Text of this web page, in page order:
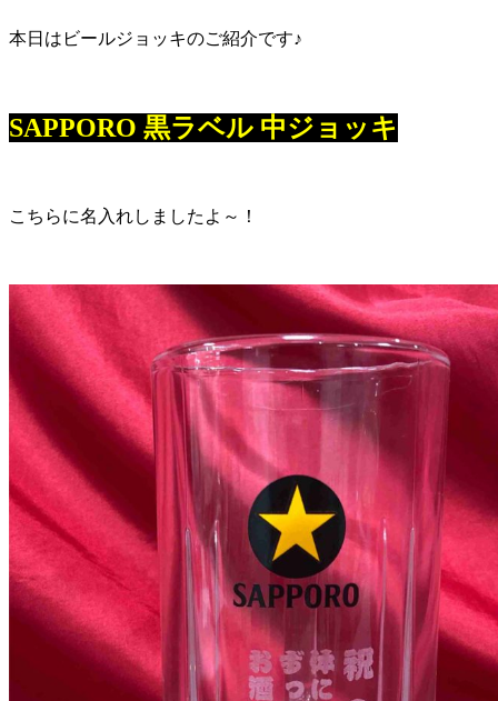
本日はビールジョッキのご紹介です♪
SAPPORO 黒ラベル 中ジョッキ
こちらに名入れしましたよ～！